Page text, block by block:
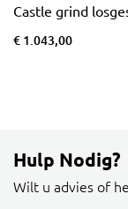
Castle grind
€ 1.043,00
Hulp Nodig?
Wilt u advies of